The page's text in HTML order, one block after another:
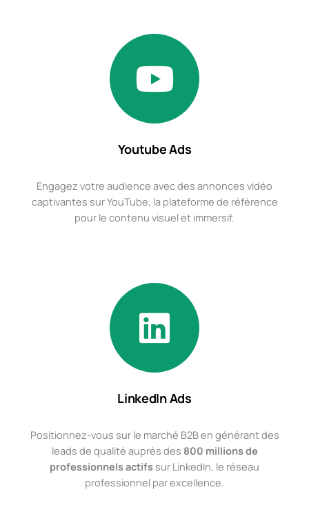
Youtube Ads
Engagez votre audience avec des annonces vidéo
captivantes sur YouTube, la plateforme de référence
pour le contenu visuel et immersif.
LinkedIn Ads
Positionnez-vous sur le marché B2B en générant des
leads de qualité auprès des 800 millions de
professionnels actifssur LinkedIn, le réseau
professionnel par excellence.